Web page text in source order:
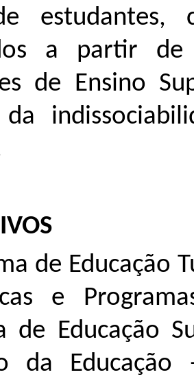
a partir de
de Ensino
de Educação
e
de Educação
da